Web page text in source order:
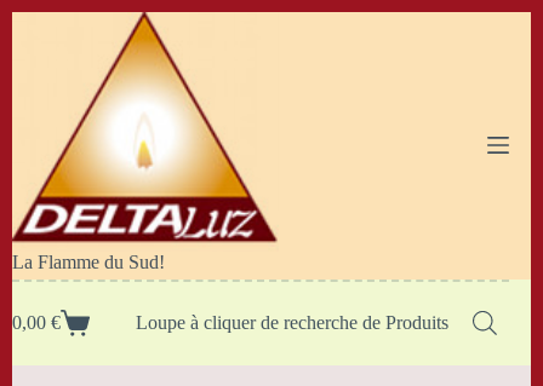
La Flamme du Sud!
Panier
0,00 € Loupe à cliquer de recherche de Produits